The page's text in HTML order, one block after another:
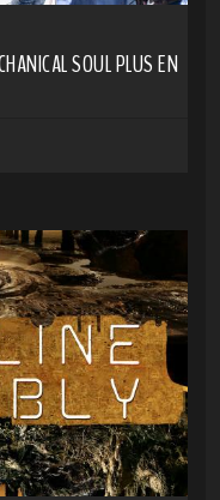
SOUL PLUS EN